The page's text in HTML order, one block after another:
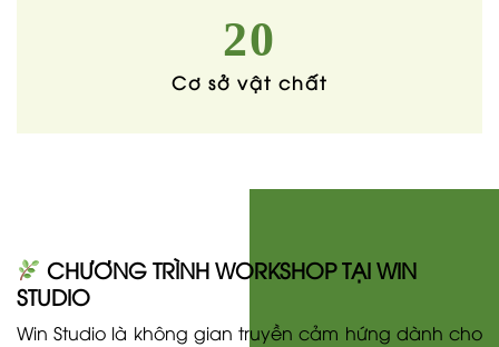
20
Cơ sở vật chất
CHƯƠNG TRÌNH WORKSHOP TẠI WIN
STUDIO
Win Studio là không gian truyền cảm hứng dành cho